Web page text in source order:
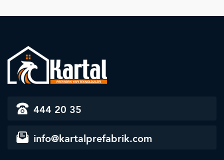
444 20 35
info@kartalprefabrik.com